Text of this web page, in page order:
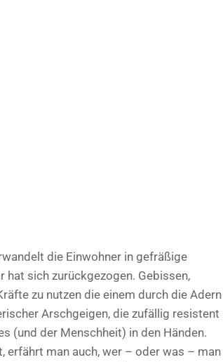
die Einwohner in gefräßige
sich zurückgezogen. Gebissen,
zu nutzen die einem durch die Adern
Arschgeigen, die zufällig resistent
(und der Menschheit) in den Händen.
erfährt man auch, wer – oder was – man